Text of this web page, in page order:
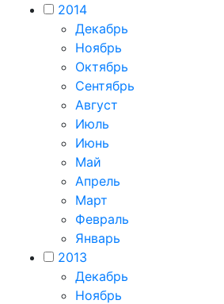
2014
Декабрь
Ноябрь
Октябрь
Сентябрь
Август
Июль
Июнь
Май
Апрель
Март
Февраль
Январь
2013
Декабрь
Ноябрь